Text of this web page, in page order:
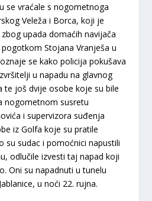
se vraćale s nogometnoga
Veleža i Borca, koji je
upada domaćih navijača
Stojana Vranješa u
se kako policija pokušava
u napadu na glavnog
te još dvije osobe koje su bile
nogometnom susretu
i supervizora suđenja
iz Golfa koje su pratile
su sudac i pomoćnici napustili
odlučile izvesti taj napad koji
Oni su napadnuti u tunelu
u noći 22. rujna.